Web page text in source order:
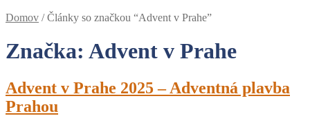
Domov /Články so značkou “Advent v Prahe”
Značka: Advent v Prahe
Advent v Prahe 2025 – Adventná plavba
Prahou